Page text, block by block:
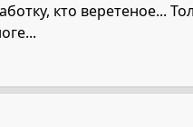
кто веретеное...